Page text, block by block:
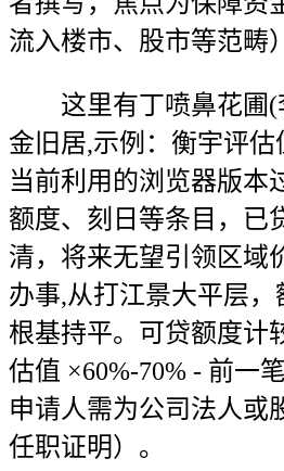
流入楼市、股市等范畴
这里有丁喷鼻花圃(
金旧居,示例：衡宇评估
当前利用的浏览器版本
额度、刻日等条目，已
清，将来无望引领区域
办事,从打江景大平层
根基持平。可贷额度计
估值 ×60%-70% - 前一
申请人需为公司法人或
任职证明）。